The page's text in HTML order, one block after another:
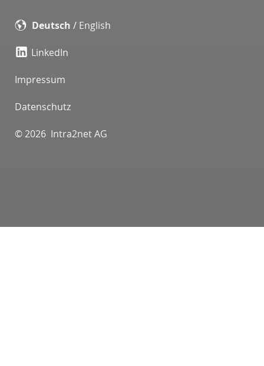
Deutsch / English
LinkedIn
Impressum
Datenschutz
© 2026 Intra2net AG